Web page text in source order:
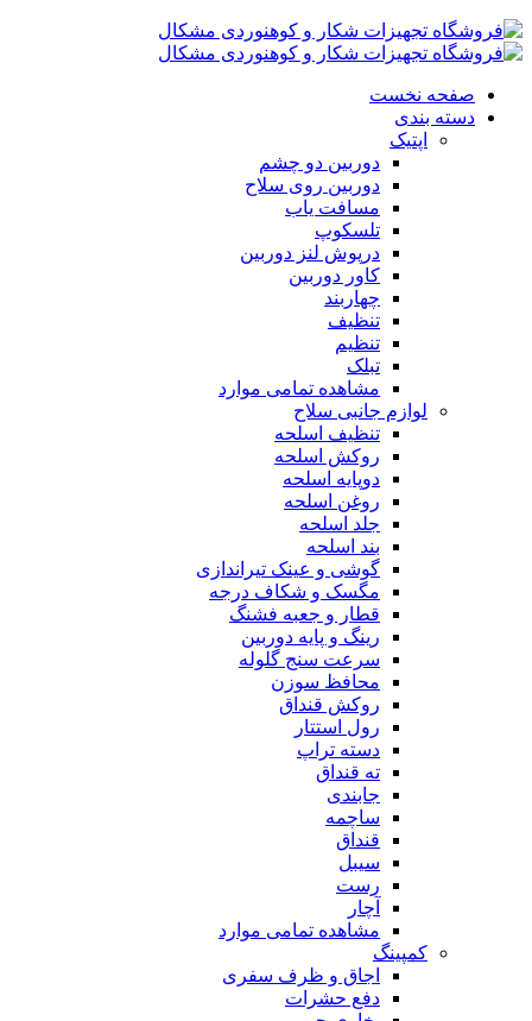
صفحه نخست
دسته بندی
اپتیک
دوربین دو چشم
دوربین روی سلاح
مسافت یاب
تلسکوپ
درپوش لنز دوربین
کاور دوربین
چهاربند
تنظیف
تنظیم
تبلک
مشاهده تمامی موارد
لوازم جانبی سلاح
تنظیف اسلحه
روکش اسلحه
دوپایه اسلحه
روغن اسلحه
جلد اسلحه
بند اسلحه
گوشی و عینک تیراندازی
مگسک و شکاف درجه
قطار و جعبه فشنگ
رینگ و پایه دوربین
سرعت سنج گلوله
محافظ سوزن
روکش قنداق
رول استتار
دسته تراپ
ته قنداق
جابندی
ساچمه
قنداق
سیبل
رست
آچار
مشاهده تمامی موارد
کمپینگ
اجاق و ظرف سفری
دفع حشرات